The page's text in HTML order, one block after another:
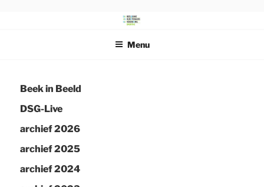
SCHILDERSGENOOTSCHAP
Beeldende Kunstenaars Vereniging Drenthe
Menu
Beek in Beeld
DSG-Live
archief 2026
archief 2025
archief 2024